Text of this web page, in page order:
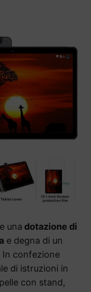
una dotazione di
e degna di un
confezione
di istruzioni in
con stand,